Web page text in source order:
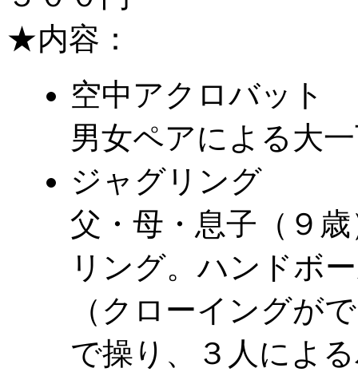
★内容：
空中アクロバット
男女ペアによる大
ジャグリング
父・母・息子（９
リング。ハンドボ
（クローイングが
で操り、３人によ